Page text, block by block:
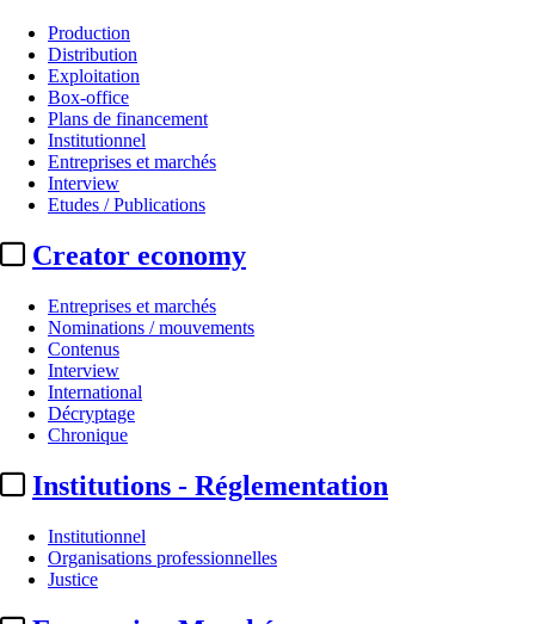
Production
Distribution
Exploitation
Box-office
Plans de financement
Institutionnel
Entreprises et marchés
Interview
Etudes / Publications
Creator economy
Entreprises et marchés
Nominations / mouvements
Contenus
Interview
International
Décryptage
Chronique
Institutions - Réglementation
Institutionnel
Organisations professionnelles
Justice